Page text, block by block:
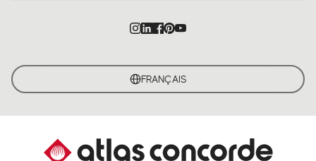
FRANÇAIS